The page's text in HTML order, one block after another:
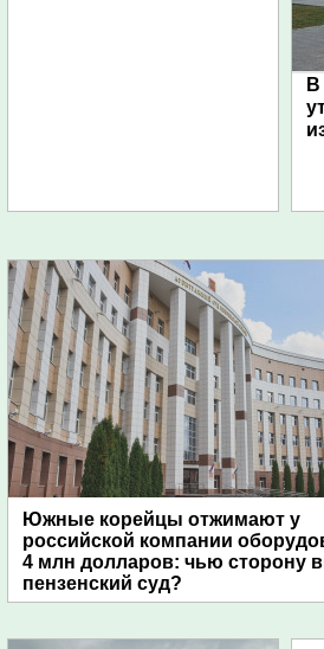
В
Южные корейцы отжимают у
российской компании
4 млн долларов: чью сторону
пензенский суд?